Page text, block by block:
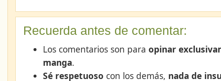
Recuerda antes de comentar:
Los comentarios son para opinar
manga.
Sé respetuoso con los demás, nada de